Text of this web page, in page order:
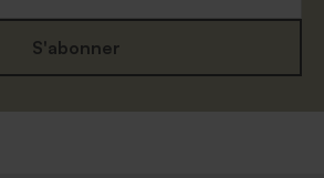
S'abonner